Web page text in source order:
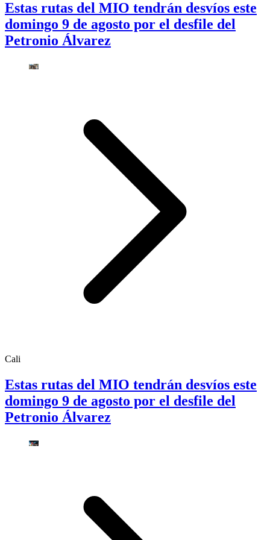
Estas rutas del MIO tendrán desvíos este
domingo 9 de agosto por el desfile del
Petronio Álvarez
Cali
Estas rutas del MIO tendrán desvíos este
domingo 9 de agosto por el desfile del
Petronio Álvarez